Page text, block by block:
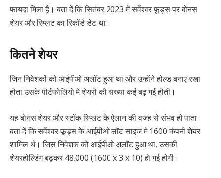
फायदा मिला है। बता दें कि सितंबर 2023 में सर्वेश्वर फूड्स पर बोनस
शेयर और स्प्लिट का रिकॉर्ड डेट था।
कितने शेयर
जिन निवेशकों को आईपीओ अलॉट हुआ था और उन्होंने होल्ड बनाए रखा
होता उसके पोर्टफोलियो में शेयरों की संख्या कई बढ़ गई होती।
यह बोनस शेयर और स्टॉक स्प्लिट के ऐलान की वजह से संभव हो पाता।
बता दें कि सर्वेश्वर फूड्स के आईपीओ लॉट साइज में 1600 कंपनी शेयर
शामिल थे। जिस निवेशक को आईपीओ अलॉट हुआ था, उसकी
शेयरहोल्डिंग बढ़कर 48,000 (1600 x 3 x 10) हो गई होगी।